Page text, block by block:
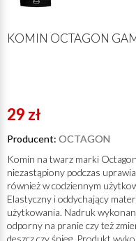
KOMIN OCTAGON
29 zł
Producent: OCTAGON
Komin na twarz marki
niezastąpiony podczas
również w codziennym
Elastyczny i oddychający
użytkowania. Nadruk
odporny na pranie czy też
deszcz czy śnieg. Produkt